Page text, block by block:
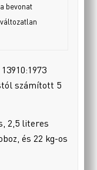
a bevonat
változatlan
számított 5
2,5 literes
és 22 kg-os